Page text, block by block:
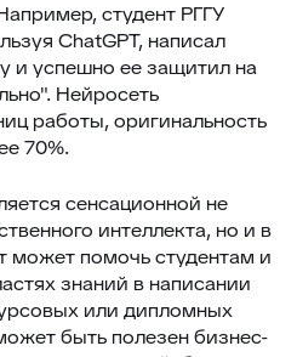
студент РГГУ
ChatGPT, написал
и успешно ее защитил на
Нейросеть
работы, оригинальность
70%.
сенсационной не
интеллекта, но и в
может помочь студентам и
знаний в написании
или дипломных
быть полезен бизнес-